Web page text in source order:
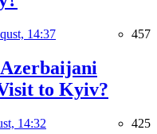
14:37 457
to Kyiv?
14:32 425